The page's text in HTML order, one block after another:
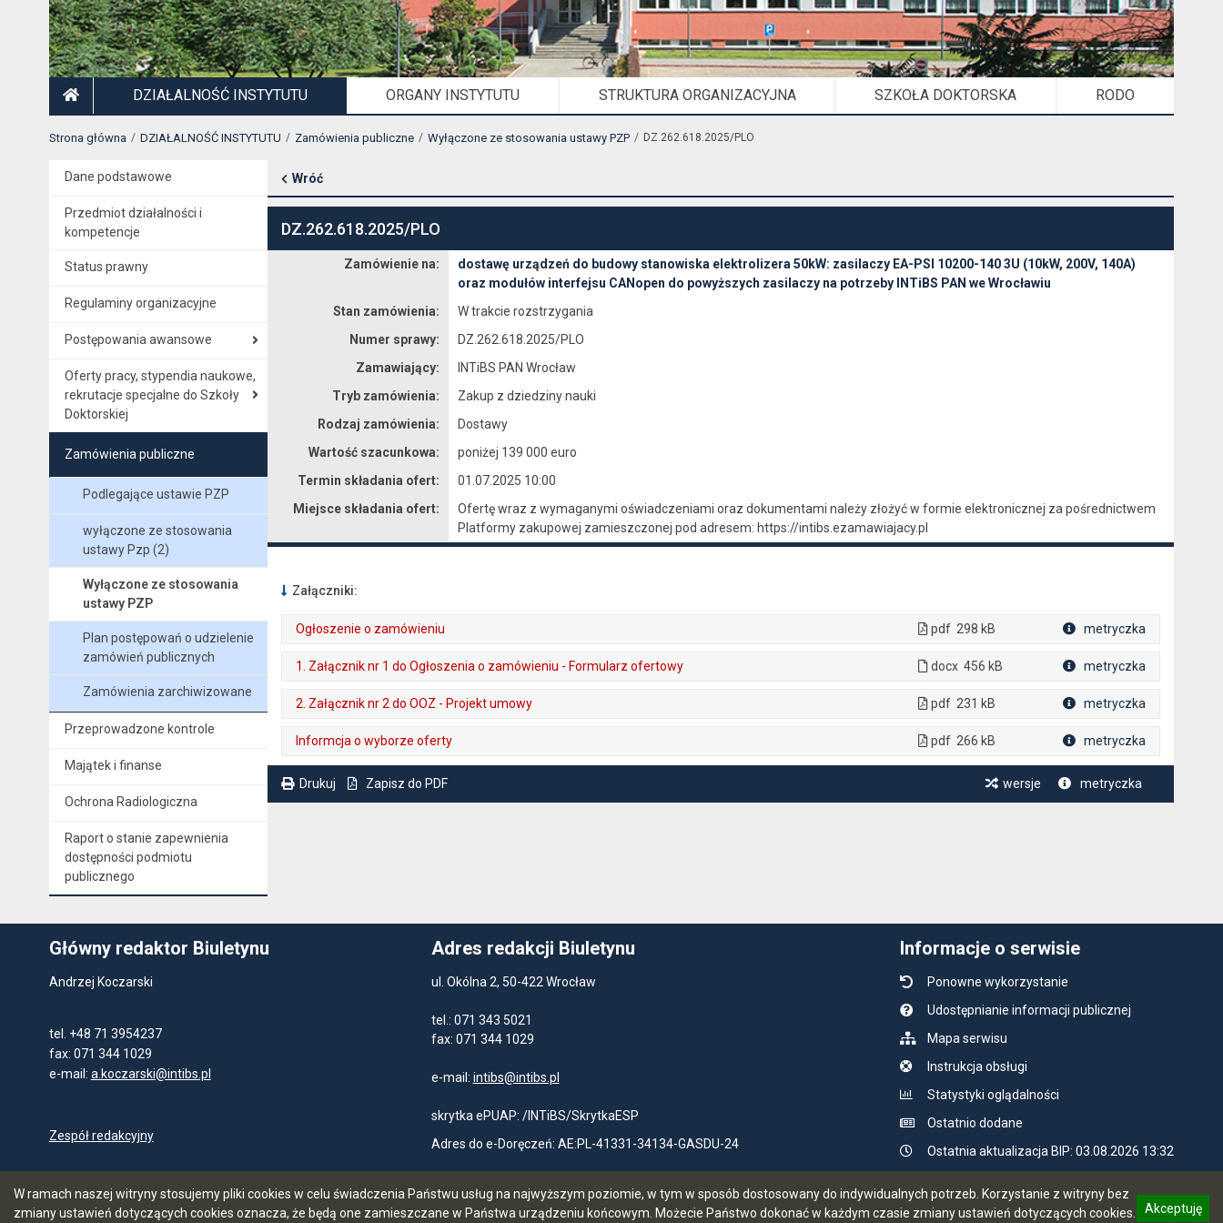
W ramach naszej witryny stosujemy pliki cookies w celu świadczenia Państwu usług na najwyższym poziomie, w tym w sposób dostosowany do indywidualnych potrzeb. Korzystanie z witryny bez
zmiany ustawień dotyczących cookies oznacza, że będą one zamieszczane w Państwa urządzeniu końcowym. Możecie Państwo dokonać w każdym czasie zmiany ustawień dotyczących cookies.
Akceptuję
DZIAŁALNOŚĆ INSTYTUTU ORGANY INSTYTUTU STRUKTURA ORGANIZACYJNA SZKOŁA DOKTORSKA RODO
Strona główna DZIAŁALNOŚĆ INSTYTUTU Zamówienia publiczne Wyłączone ze stosowania ustawy PZP DZ.262.618.2025/PLO
Dane podstawowe
Przedmiot działalności i
kompetencje
Status prawny
Regulaminy organizacyjne
Postępowania awansowe
Oferty pracy, stypendia naukowe,
rekrutacje specjalne do Szkoły
Doktorskiej
Zamówienia publiczne
Podlegające ustawie PZP
wyłączone ze stosowania
ustawy Pzp (2)
Wyłączone ze stosowania
ustawy PZP
Plan postępowań o udzielenie
zamówień publicznych
Zamówienia zarchiwizowane
Przeprowadzone kontrole
Majątek i finanse
Ochrona Radiologiczna
Raport o stanie zapewnienia
dostępności podmiotu
publicznego
Wróć
DZ.262.618.2025/PLO
Zamówienie na:
dostawę urządzeń do budowy stanowiska elektrolizera 50kW: zasilaczy EA-PSI 10200-140 3U (10kW, 200V, 140A)
oraz modułów interfejsu CANopen do powyższych zasilaczy na potrzeby INTiBS PAN we Wrocławiu
Stan zamówienia:
W trakcie rozstrzygania
Numer sprawy:
DZ.262.618.2025/PLO
Zamawiający:
INTiBS PAN Wrocław
Tryb zamówienia:
Zakup z dziedziny nauki
Rodzaj zamówienia:
Dostawy
Wartość szacunkowa:
poniżej 139 000 euro
Termin składania ofert:
01.07.2025 10:00
Miejsce składania ofert:
Ofertę wraz z wymaganymi oświadczeniami oraz dokumentami należy złożyć w formie elektronicznej za pośrednictwem
Platformy zakupowej zamieszczonej pod adresem: https://intibs.ezamawiajacy.pl
Załączniki:
Ogłoszenie o zamówieniu pdf 298 kB metryczka
1. Załącznik nr 1 do Ogłoszenia o zamówieniu - Formularz ofertowy docx 456 kB metryczka
2. Załącznik nr 2 do OOZ - Projekt umowy pdf 231 kB metryczka
Informcja o wyborze oferty pdf 266 kB metryczka
Drukuj Zapisz do PDF wersje metryczka
Główny redaktor Biuletynu
Andrzej Koczarski
tel. +48 71 3954237
fax: 071 344 1029
e-mail: a.koczarski@intibs.pl
Zespół redakcyjny
Adres redakcji Biuletynu
ul. Okólna 2, 50-422 Wrocław
tel.: 071 343 5021
fax: 071 344 1029
e-mail: intibs@intibs.pl
skrytka ePUAP: /INTiBS/SkrytkaESP
Adres do e-Doręczeń: AE:PL-41331-34134-GASDU-24
Informacje o serwisie
Ponowne wykorzystanie
Udostępnianie informacji publicznej
Mapa serwisu
Instrukcja obsługi
Statystyki oglądalności
Ostatnio dodane
Ostatnia aktualizacja BIP: 03.08.2026 13:32